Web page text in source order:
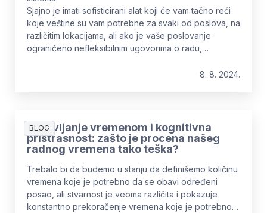
Sjajno je imati sofisticirani alat koji će vam tačno reći
koje veštine su vam potrebne za svaki od poslova, na
različitim lokacijama, ali ako je vaše poslovanje
ograničeno nefleksibilnim ugovorima o radu,
8. 8. 2024.
BLOG
Upravljanje vremenom i kognitivna
pristrasnost: zašto je procena našeg
radnog vremena tako teška?
Trebalo bi da budemo u stanju da definišemo količinu
vremena koje je potrebno da se obavi određeni
posao, ali stvarnost je veoma različita i pokazuje
konstantno prekoračenje vremena koje je potrebno